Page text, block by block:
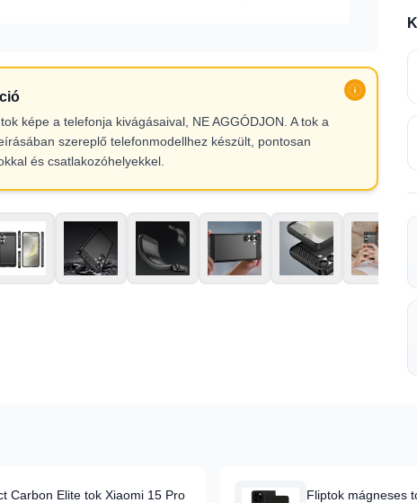
képe a telefonja kivágásaival, NE AGGÓDJON. A tok a
szereplő telefonmodellhez készült, pontosan
és csatlakozóhelyekkel.
Carbon Elite tok Xiaomi 15 Pro
Fliptok mágneses